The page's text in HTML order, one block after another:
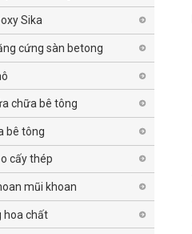
Sika
cứng sàn betong
chữa bê tông
bê tông
cấy thép
mũi khoan
hoa chất